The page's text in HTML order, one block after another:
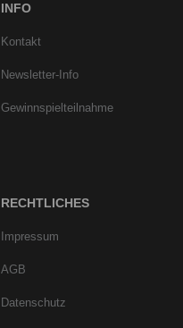
INFO
Kontakt
Newsletter-Info
Gewinnspielteilnahme
RECHTLICHES
Impressum
AGB
Datenschutz